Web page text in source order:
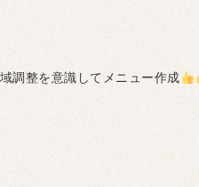
調整を意識してメニュー作成